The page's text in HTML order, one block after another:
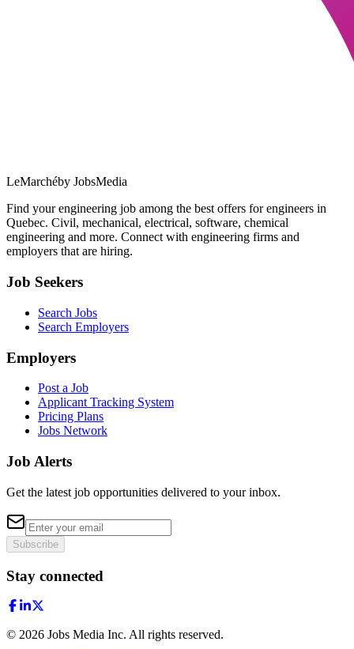
LeMarchéby JobsMedia
Find your engineering job among the best offers for engineers in
Quebec. Civil, mechanical, electrical, software, chemical
engineering and more. Connect with engineering firms and
employers that are hiring.
Job Seekers
Search Jobs
Search Employers
Employers
Post a Job
Applicant Tracking System
Pricing Plans
Jobs Network
Job Alerts
Get the latest job opportunities delivered to your inbox.
Subscribe
Stay connected
© 2026 Jobs Media Inc. All rights reserved.